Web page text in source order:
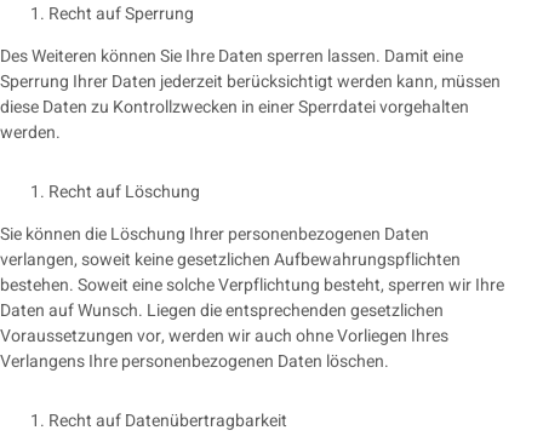
Recht auf Sperrung
Des Weiteren können Sie Ihre Daten sperren lassen. Damit eine
Sperrung Ihrer Daten jederzeit berücksichtigt werden kann, müssen
diese Daten zu Kontrollzwecken in einer Sperrdatei vorgehalten
werden.
Recht auf Löschung
Sie können die Löschung Ihrer personenbezogenen Daten
verlangen, soweit keine gesetzlichen Aufbewahrungspflichten
bestehen. Soweit eine solche Verpflichtung besteht, sperren wir Ihre
Daten auf Wunsch. Liegen die entsprechenden gesetzlichen
Voraussetzungen vor, werden wir auch ohne Vorliegen Ihres
Verlangens Ihre personenbezogenen Daten löschen.
Recht auf Datenübertragbarkeit